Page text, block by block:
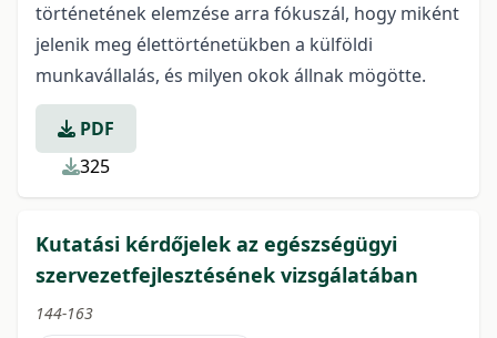
történetének elemzése arra fókuszál, hogy miként
jelenik meg élettörténetükben a külföldi
munkavállalás, és milyen okok állnak mögötte.
PDF
325
Kutatási kérdőjelek az egészségügyi
szervezetfejlesztésének vizsgálatában
144-163